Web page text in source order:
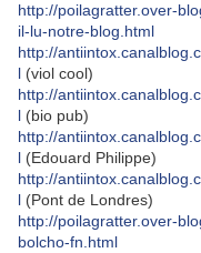
http://poilagratter.over-
il-lu-notre-blog.html
http://
l (viol cool)
http://
l (bio pub)
http://
l (Edouard Philippe)
http://
l (Pont de Londres)
http://poilagratter.over-
bolcho-fn.html